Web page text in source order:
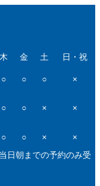
木 金 土 日・祝
○ ○ ○ ×
○ ○ × ×
○ ○ ×
×
日朝までの予約のみ受